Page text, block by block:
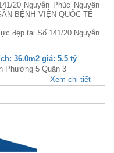
20 Nguyễn Phúc Nguyên
BỆNH VIỆN QUỐC TẾ –
đẹp tại Số 141/20 Nguyễn
36.0m2 giá: 5.5 tỷ
Phường 5 Quận 3
Xem chi tiết